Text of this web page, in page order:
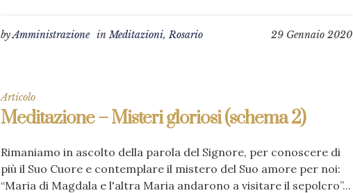
29 Gennaio 2020
byAmministrazione inMeditazioni,Rosario
Articolo
Meditazione – Misteri gloriosi (schema 2)
Rimaniamo in ascolto della parola del Signore, per conoscere di
più il Suo Cuore e contemplare il mistero del Suo amore per noi:
“Maria di Magdala e l'altra Maria andarono a visitare il sepolcro”...